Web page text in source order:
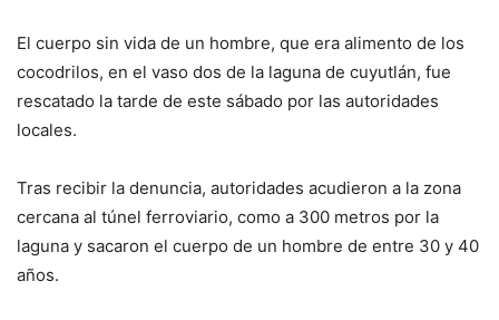
El cuerpo sin vida de un hombre, que era alimento de los
cocodrilos, en el vaso dos de la laguna de cuyutlán, fue
rescatado la tarde de este sábado por las autoridades
locales.
Tras recibir la denuncia, autoridades acudieron a la zona
cercana al túnel ferroviario, como a 300 metros por la
laguna y sacaron el cuerpo de un hombre de entre 30 y 40
años.